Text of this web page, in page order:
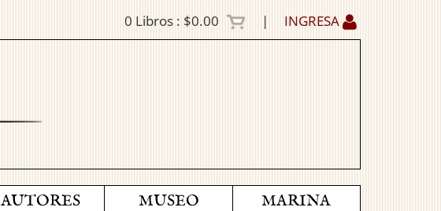
0 Libros : $0.00 | INGRESA
AUTORES MUSEO MARINA